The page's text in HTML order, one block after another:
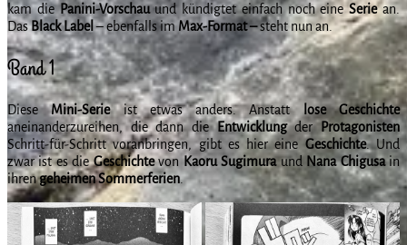
kam diePanini-Vorschauund kündigtet einfach noch eineSeriean.
DasBlackLabel– ebenfalls imMax-Format –steht nun an.
Band 1
DieseMini-Serieist etwas anders. Anstatt lose
Geschichte
aneinanderzureihen, die dann dieEntwicklungder Protagonisten
Schritt-für-Schritt voranbringen, gibt es hier eine Geschichte. Und
zwar ist es dieGeschichtevonKaoru Sugimuraund Nana Chigusain
ihrengeheimenSommerferien.